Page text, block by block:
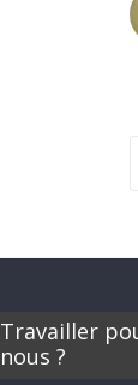
Travailler
nous ?